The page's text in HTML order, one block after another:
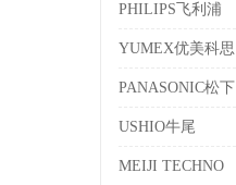
PHILIPS飞利浦
YUMEX优美科思
PANASONIC松下
USHIO牛尾
MEIJI TECHNO